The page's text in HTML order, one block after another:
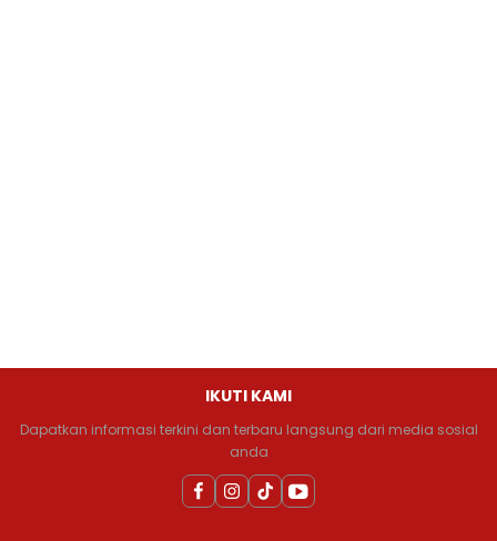
IKUTI KAMI
Dapatkan informasi terkini dan terbaru langsung dari media sosial
anda